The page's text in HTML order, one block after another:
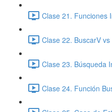
Clase 21. Funciones
Clase 22. BuscarV
Clase 23. Búsqueda
Clase 24. Función